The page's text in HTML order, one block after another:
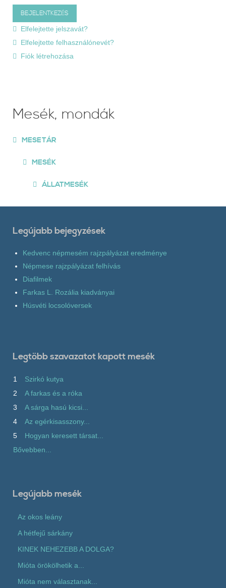
Elfelejtette jelszavát?
Elfelejtette felhasználónevét?
Fiók létrehozása
Mesék, mondák
MESETÁR
MESÉK
ÁLLATMESÉK
Legújabb bejegyzések
Kedvenc népmesém rajzpályázat eredménye
Népmese rajzpályázat felhívás
Diafilmek
Farkas L. Rozália kiadványai
Húsvéti locsolóversek
Legtöbb szavazatot kapott mesék
1
Szirkó kutya
2
A farkas és a róka
3
A sárga hasú kicsi...
4
Az egérkisasszony...
5
Hogyan keresett társat...
Bővebben...
Legújabb mesék
Az okos leány
A hétfejű sárkány
KINEK NEHEZEBB A DOLGA?
Mióta örökölhetik a...
Mióta nem választanak...